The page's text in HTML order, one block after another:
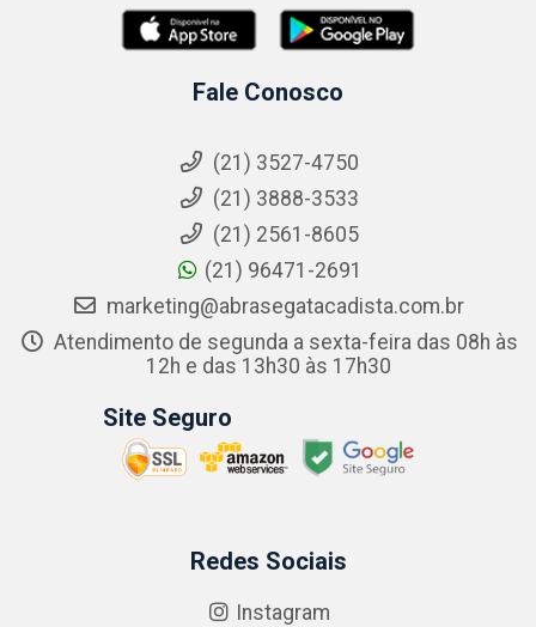
Fale Conosco
(21) 3527-4750
(21) 3888-3533
(21) 2561-8605
(21) 96471-2691
marketing@abrasegatacadista.com.br
Atendimento de segunda a sexta-feira das 08h às
12h e das 13h30 às 17h30
Site Seguro
Redes Sociais
Instagram